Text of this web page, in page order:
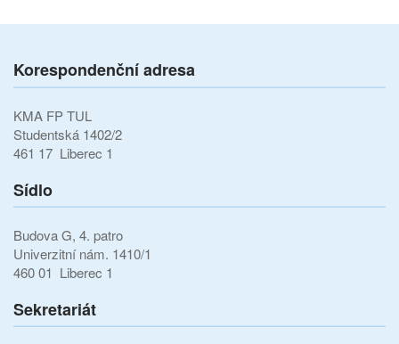
Korespondenční adresa
KMA FP TUL
Studentská 1402/2
461 17 Liberec 1
Sídlo
Budova G, 4. patro
Univerzitní nám. 1410/1
460 01 Liberec 1
Sekretariát